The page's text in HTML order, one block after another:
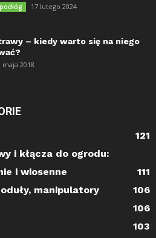
17 lutego 2024
– kiedy warto się na niego
maja 2018
121
i kłącza do ogrodu:
i wiosenne
111
manipulatory
106
106
103